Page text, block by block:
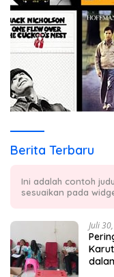
Berita Terbaru
Ini adalah contoh
sesuaikan pada
Juli